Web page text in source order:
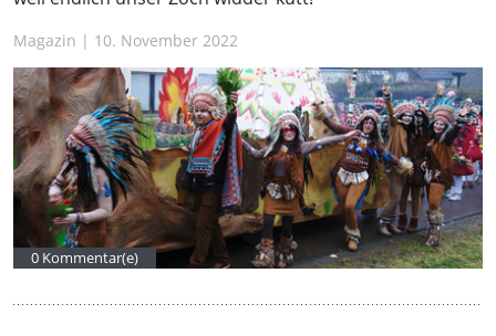
Magazin | 10. November 2022
0 Kommentar(e)